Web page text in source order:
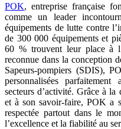
POK, entreprise française
comme un leader
équipements de lutte contre
de 300 000 équipements et
60 % trouvent leur place à
reconnue dans la conception
Sapeurs-pompiers (SDIS),
personnalisées
secteurs d’activité. Grâce à
et à son savoir-faire, POK a
respectée partout dans le
l’excellence et la fiabilité au